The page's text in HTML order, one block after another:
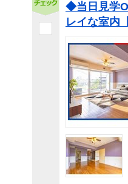
◆当日見学
レイな室内